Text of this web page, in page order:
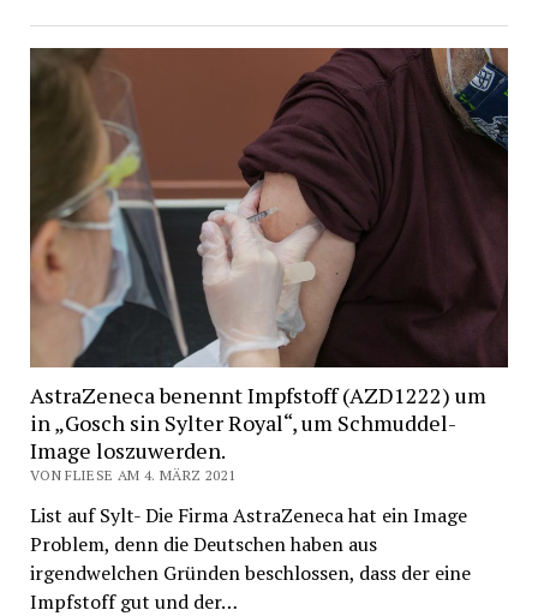
AstraZeneca benennt Impfstoff (AZD1222) um
in „Gosch sin Sylter Royal“, um Schmuddel-
Image loszuwerden.
VON FLIESE AM 4. MÄRZ 2021
List auf Sylt- Die Firma AstraZeneca hat ein Image
Problem, denn die Deutschen haben aus
irgendwelchen Gründen beschlossen, dass der eine
Impfstoff gut und der…